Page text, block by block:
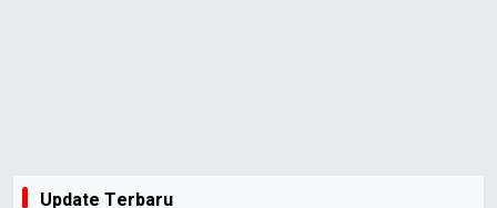
Update Terbaru